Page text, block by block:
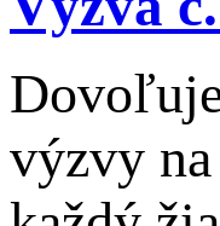
výzvy